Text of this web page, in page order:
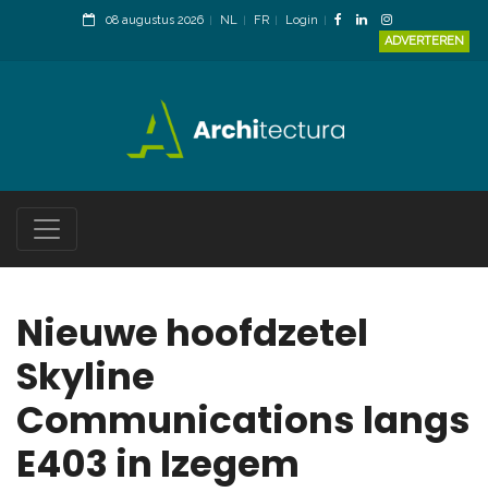
08 augustus 2026 NL FR
Login
ADVERTEREN
Nieuwe hoofdzetel
Skyline
Communications langs
E403 in Izegem